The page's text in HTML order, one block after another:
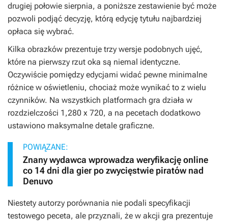
drugiej połowie sierpnia, a poniższe zestawienie być może
pozwoli podjąć decyzję, którą edycję tytułu najbardziej
opłaca się wybrać.
Kilka obrazków prezentuje trzy wersje podobnych ujęć,
które na pierwszy rzut oka są niemal identyczne.
Oczywiście pomiędzy edycjami widać pewne minimalne
różnice w oświetleniu, chociaż może wynikać to z wielu
czynników. Na wszystkich platformach gra działa w
rozdzielczości 1,280 x 720, a na pecetach dodatkowo
ustawiono maksymalne detale graficzne.
POWIĄZANE:
Znany wydawca wprowadza weryfikację online
co 14 dni dla gier po zwycięstwie piratów nad
Denuvo
Niestety autorzy porównania nie podali specyfikacji
testowego peceta, ale przyznali, że w akcji gra prezentuje